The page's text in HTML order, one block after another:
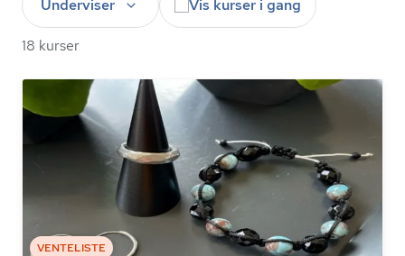
Underviser Vis kurser i gang
18 kurser
VENTELISTE